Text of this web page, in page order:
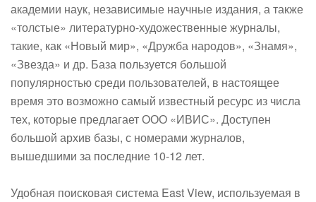
академии наук, независимые научные издания, а также
«толстые» литературно-художественные журналы,
такие, как «Новый мир», «Дружба народов», «Знамя»,
«Звезда» и др. База пользуется большой
популярностью среди пользователей, в настоящее
время это возможно самый известный ресурс из числа
тех, которые предлагает ООО «ИВИС». Доступен
большой архив базы, с номерами журналов,
вышедшими за последние 10-12 лет.
Удобная поисковая система East View, используемая в